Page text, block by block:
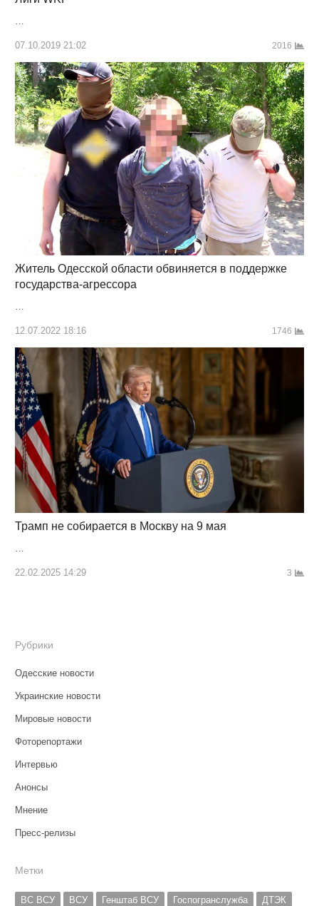
…
07.10.2019 21:02 2016
Житель Одесской области обвиняется в поддержке
государства-агрессора
…
12.07.2022 18:16 1746
Трамп не собирается в Москву на 9 мая
…
22.02.2025 14:29 3
Рубрики
Одесские новости
Украинские новости
Мировые новости
Фоторепортажи
Интервью
Анонсы
Мнение
Пресс-релизы
Метки
ВС ВСУ ВСУ Генштаб ВСУ Госпогранслужба
ДТЭК